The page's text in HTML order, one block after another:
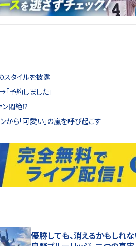
スタイルを披露
予約しました」
ン悶絶⁉
から「可愛い」の嵐を呼び起こす
優勝しても、消えるかもしれな